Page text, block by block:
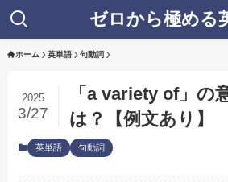
ゼロから極める
ホーム 英単語 句動詞
「a variety of」の
は？【例文あり】
2025
3/27
英単語 句動詞